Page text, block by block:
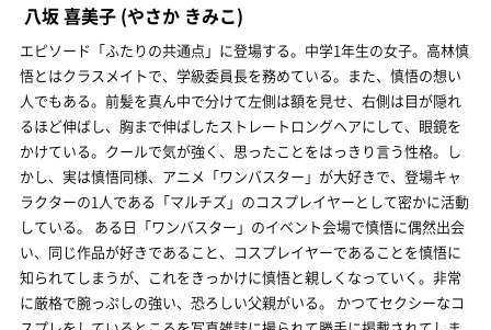
八坂 喜美子 (やさか きみこ)
エピソード「ふたりの共通点」に登場する。中学1年生の女子。高林慎
悟とはクラスメイトで、学級委員長を務めている。また、慎悟の想い
人でもある。前髪を真ん中で分けて左側は額を見せ、右側は目が隠れ
るほど伸ばし、胸まで伸ばしたストレートロングヘアにして、眼鏡を
かけている。クールで気が強く、思ったことをはっきり言う性格。し
かし、実は慎悟同様、アニメ「ワンバスター」が大好きで、登場キャ
ラクターの1人である「マルチズ」のコスプレイヤーとして密かに活動
している。 ある日「ワンバスター」のイベント会場で慎悟に偶然出会
い、同じ作品が好きであること、コスプレイヤーであることを慎悟に
知られてしまうが、これをきっかけに慎悟と親しくなっていく。非常
に厳格で腕っぷしの強い、恐ろしい父親がいる。 かつてセクシーなコ